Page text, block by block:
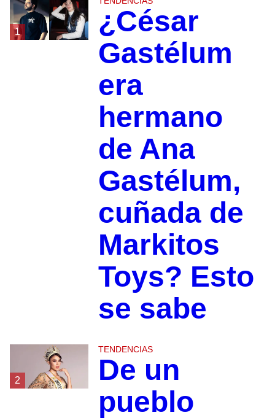
1
¿César
Gastélum
era
hermano
de Ana
Gastélum,
cuñada de
Markitos
Toys? Esto
se sabe
2
TENDENCIAS
De un
pueblo